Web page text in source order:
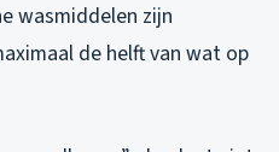
wasmiddelen zijn
de helft van wat op